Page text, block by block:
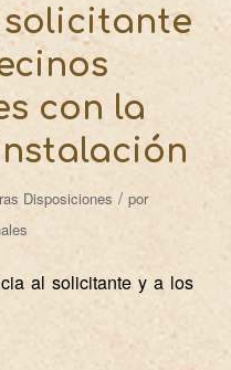
con la
Disposiciones / por
al solicitante y a los